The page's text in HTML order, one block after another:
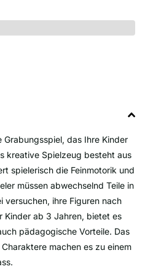
das Ihre Kinder
kreative Spielzeug besteht aus
spielerisch die Feinmotorik und
müssen abwechselnd Teile in
versuchen, ihre Figuren nach
Kinder ab 3 Jahren, bietet es
pädagogische Vorteile. Das
machen es zu einem